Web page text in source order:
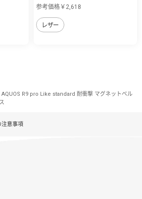
参考価格￥2,618
レザー
AQUOS R9 pro Like standard 耐衝撃 マグネットベル
注意事項